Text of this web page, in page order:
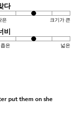
다
은 크기가 큰
비
은 넓은
put them on she